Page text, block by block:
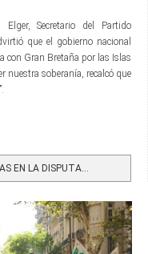
Secretario del Partido
que el gobierno nacional
con Gran Bretaña por las Islas
nuestra soberanía, recalcó que
EN LA DISPUTA...